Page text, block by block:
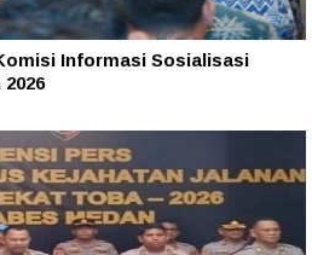
Informasi Sosialisasi